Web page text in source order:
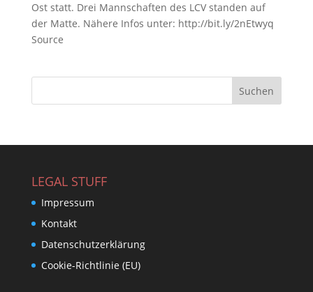
Ost statt. Drei Mannschaften des LCV standen auf
der Matte. Nähere Infos unter: http://bit.ly/2nEtwyq
Source
LEGAL STUFF
Impressum
Kontakt
Datenschutzerklärung
Cookie-Richtlinie (EU)